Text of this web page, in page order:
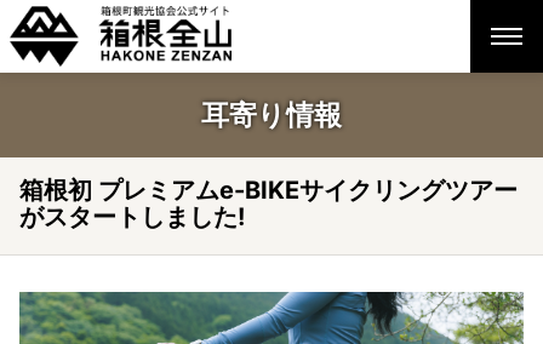
耳寄り情報
箱根初 プレミアムe-BIKEサイクリングツアー
がスタートしました!